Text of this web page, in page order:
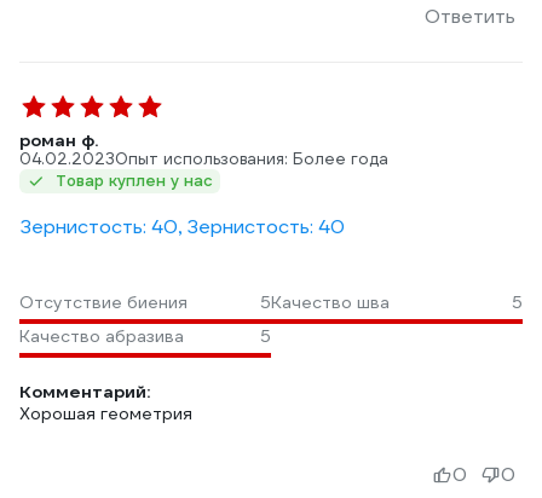
Ответить
роман ф.
04.02.2023Опыт использования: Более года
Товар куплен у нас
Зернистость: 40, Зернистость: 40
Отсутствие биения 5Качество шва
5
Качество абразива
5
Комментарий:
Хорошая геометрия
0 0